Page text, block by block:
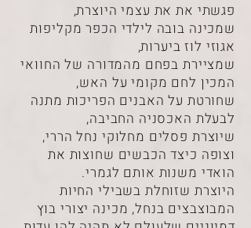
פגשתי את את עצמי היוצרת,
שמכינה בובה לילדי הכפר מקליפות
אגוזי לוז ביערות,
שמציירת בפחם מהמדורה של החוואי
המכין לחם מקומי על האש,
שחורטת על האבנים הפריכות מתנה
לבעלת האכסניה החביבה,
שיוצרת פסלים מחלוקי נחל הררי,
וצופה כיצד הכבשים שחוצות את
הואדי משנות אותם לגמרי.
היוצרת שזוחלת בשבילי החיות
המבוצבצים בנחל, מכינה יצורי בוץ